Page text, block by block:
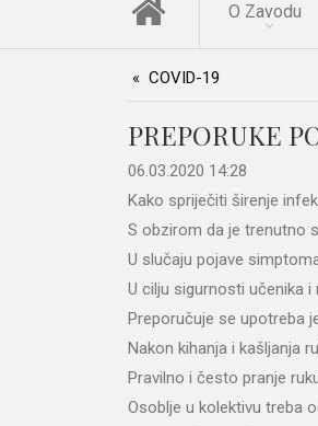
O Zavodu
COVID-19
PREPORUKE
06.03.2020 14:28
Kako spriječiti širenje
S obzirom da je trenutno
U slučaju pojave
U cilju sigurnosti učenika
Preporučuje se upotreba
Nakon kihanja i kašljanja
Pravilno i često pranje
Osoblje u kolektivu treba